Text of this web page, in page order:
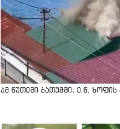
ამ წუთეში ბათუმში, ე.წ.